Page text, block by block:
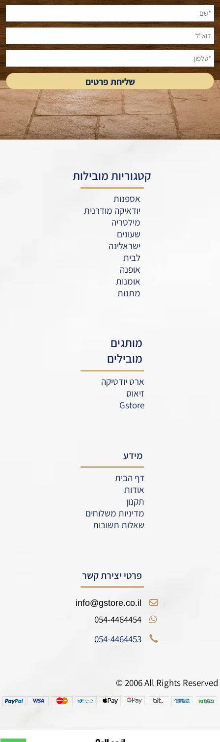
קטגוריות מובילות
אספנות
יודאיקה מודרנית
מילטריה
שעונים
ישראלינה
לבית
אופנה
אומנות
מתנות
מותגים
מובילים
ארט יודטיקה
זיאוס
Gstore
מידע
דף הבית
אודות
תקנון
מדיניות משלוחים
שאלות תשובות
פרטי יצירת קשר
info@gstore.co.il
054-4464454
054-4464453
© 2006 All Rights Reserved